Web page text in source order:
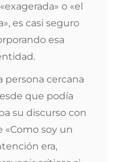
o «el
es casi seguro
esa
persona cercana
que podía
su discurso con
«Como soy un
era,